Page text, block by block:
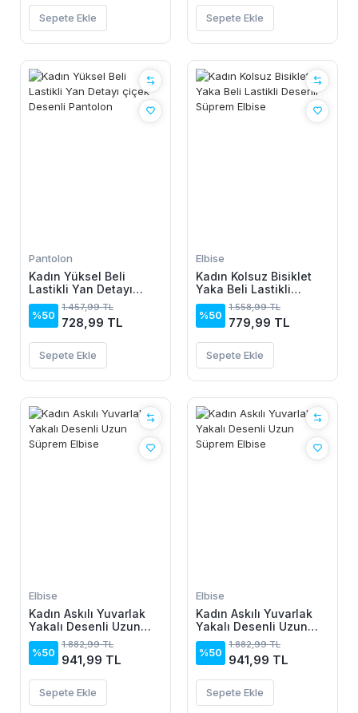
Sepete Ekle Sepete Ekle
Pantolon
Kadın Yüksel Beli
Lastikli Yan Detayı
çiçek Desenli Pantolon
%50
1.457,99 TL
728,99 TL
Sepete Ekle
Elbise
Kadın Kolsuz Bisiklet
Yaka Beli Lastikli
Desenli Süprem Elbise
%50
1.558,99 TL
779,99 TL
Sepete Ekle
Elbise
Kadın Askılı Yuvarlak
Yakalı Desenli Uzun
Süprem Elbise
%50
1.882,99 TL
941,99 TL
Sepete Ekle
Elbise
Kadın Askılı Yuvarlak
Yakalı Desenli Uzun
Süprem Elbise
%50
1.882,99 TL
941,99 TL
Sepete Ekle